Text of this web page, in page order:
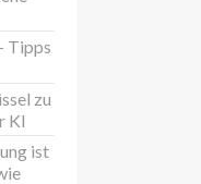
Tipps
zu
KI
ist